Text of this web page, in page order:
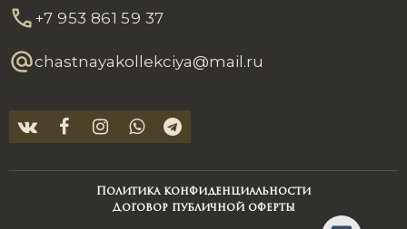
+7 953 861 59 37
chastnayakollekciya@mail.ru
Политика конфиденциальности
Договор публичной оферты